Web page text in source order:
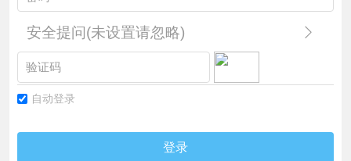
安全提问(未设置请忽略)
自动登录
登录